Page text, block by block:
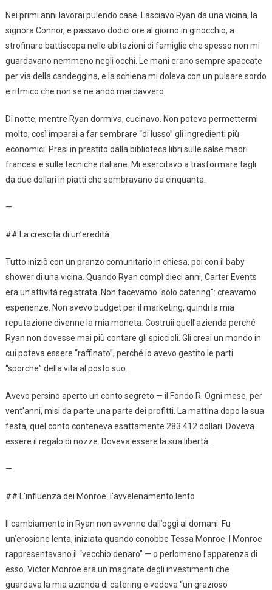
Nei primi anni lavorai pulendo case. Lasciavo Ryan da una vicina, la
signora Connor, e passavo dodici ore al giorno in ginocchio, a
strofinare battiscopa nelle abitazioni di famiglie che spesso non mi
guardavano nemmeno negli occhi. Le mani erano sempre spaccate
per via della candeggina, e la schiena mi doleva con un pulsare sordo
e ritmico che non se ne andò mai davvero.
Di notte, mentre Ryan dormiva, cucinavo. Non potevo permettermi
molto, così imparai a far sembrare “di lusso” gli ingredienti più
economici. Presi in prestito dalla biblioteca libri sulle salse madri
francesi e sulle tecniche italiane. Mi esercitavo a trasformare tagli
da due dollari in piatti che sembravano da cinquanta.
—
## La crescita di un’eredità
Tutto iniziò con un pranzo comunitario in chiesa, poi con il baby
shower di una vicina. Quando Ryan compì dieci anni, Carter Events
era un’attività registrata. Non facevamo “solo catering”: creavamo
esperienze. Non avevo budget per il marketing, quindi la mia
reputazione divenne la mia moneta. Costruii quell’azienda perché
Ryan non dovesse mai più contare gli spiccioli. Gli creai un mondo in
cui poteva essere “raffinato”, perché io avevo gestito le parti
“sporche” della vita al posto suo.
Avevo persino aperto un conto segreto — il Fondo R. Ogni mese, per
vent’anni, misi da parte una parte dei profitti. La mattina dopo la sua
festa, quel conto conteneva esattamente 283.412 dollari. Doveva
essere il regalo di nozze. Doveva essere la sua libertà.
—
## L’influenza dei Monroe: l’avvelenamento lento
Il cambiamento in Ryan non avvenne dall’oggi al domani. Fu
un’erosione lenta, iniziata quando conobbe Tessa Monroe. I Monroe
rappresentavano il “vecchio denaro” — o perlomeno l’apparenza di
esso. Victor Monroe era un magnate degli investimenti che
guardava la mia azienda di catering e vedeva “un grazioso